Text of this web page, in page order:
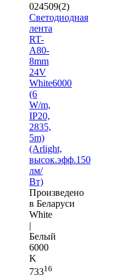
024509(2)
Светодиодная
лента
RT-
A80-
8mm
24V
White6000
(6
W/m,
IP20,
2835,
5m)
(Arlight,
высок.эфф.150
лм/
Вт)
Произведено
в Беларуси
White
|
Белый
6000
K
73316